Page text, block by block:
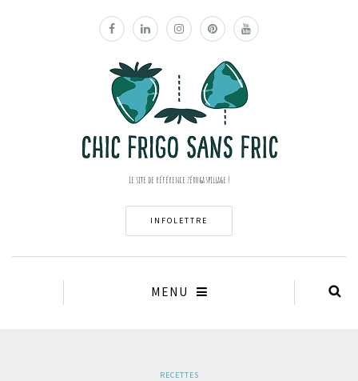
Le site de référence zéro gaspillage !
INFOLETTRE
MENU
RECETTES